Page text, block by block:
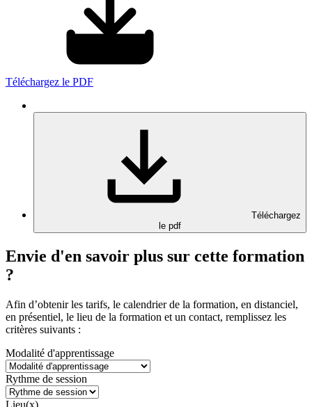
Téléchargez le PDF
Téléchargez
le pdf
Envie d'en savoir plus sur cette formation
?
Afin d’obtenir les tarifs, le calendrier de la formation, en distanciel,
en présentiel, le lieu de la formation et un contact, remplissez les
critères suivants :
Modalité d'apprentissage
Rythme de session